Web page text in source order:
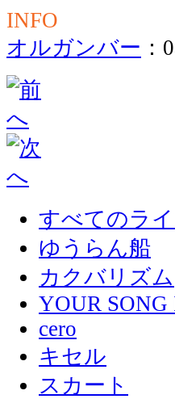
INFO
オルガンバー ：
すべてのラ
ゆうらん船
カクバリズム
YOUR SONG
cero
キセル
スカート